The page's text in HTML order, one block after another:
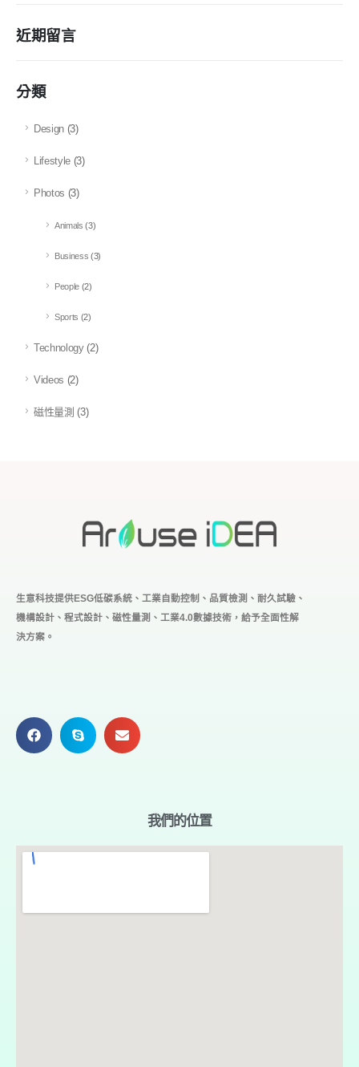
近期留言
分類
Design (3)
Lifestyle (3)
Photos (3)
Animals (3)
Business (3)
People (2)
Sports (2)
Technology(2)
Videos (2)
磁性量測 (3)
生意科技提供ESG低碳系統、工業自動控制、品質檢測、耐久試驗、
機構設計、程式設計、磁性量測、工業4.0數據技術，給予全面性解
決方案。
我們的位置